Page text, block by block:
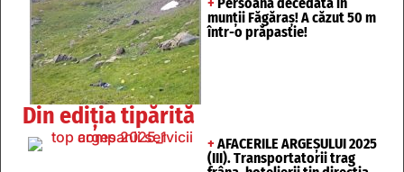
munții Făgăraș! A căzut 50 m
într-o prăpastie!
Din ediția tipărită
+ AFACERILE ARGEȘULUI 2025
(III). Transportatorii trag